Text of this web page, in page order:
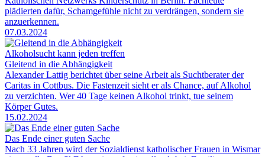
plädierten dafür, Schamgefühle nicht zu verdrängen, sondern sie
anzuerkennen.
07.03.2024
Alkoholsucht kann jeden treffen
Gleitend in die Abhängigkeit
Alexander Lattig berichtet über seine Arbeit als Suchtberater der
Caritas in Cottbus. Die Fastenzeit sieht er als Chance, auf Alkohol
zu verzichten. Wer 40 Tage keinen Alkohol trinkt, tue seinem
Körper Gutes.
15.02.2024
Das Ende einer guten Sache
Nach 33 Jahren wird der Sozialdienst katholischer Frauen in Wismar